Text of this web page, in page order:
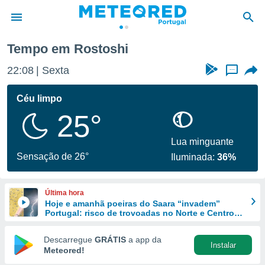
da
foi
fornecidas
a este
das
e
forma
digital
Tempo em Rostoshi
22:08 Sexta ...
Céu limpo
25°
Sensação de 26°
Lua minguante
Iluminada:36%
Última hora
Hoje e amanhã poeiras do Saara “invadem”
Portugal: risco de trovoadas no Norte e Centro
Descarregue GRÁTIS a app da
Meteored!
Instalar